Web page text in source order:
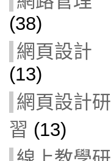
(38)
網頁設計
(13)
網頁設計研
習 (13)